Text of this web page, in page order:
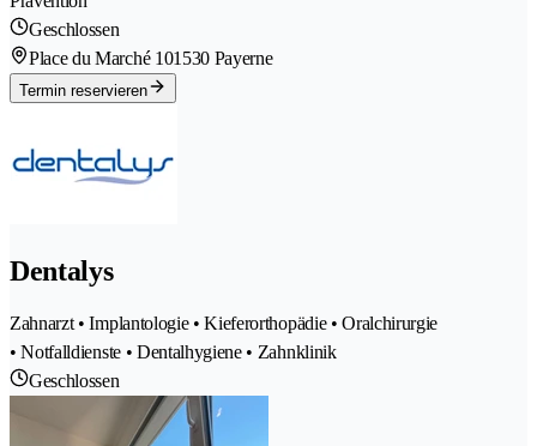
Geschlossen
Place du Marché 101530 Payerne
Termin reservieren
Dentalys
Zahnarzt • Implantologie • Kieferorthopädie • Oralchirurgie
• Notfalldienste • Dentalhygiene • Zahnklinik
Geschlossen